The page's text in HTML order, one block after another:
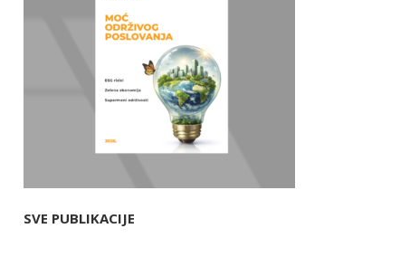
Nestlé objavio rezultate za prvu
polovinu 2026. godine:...
23/07/2026
SVE PUBLIKACIJE